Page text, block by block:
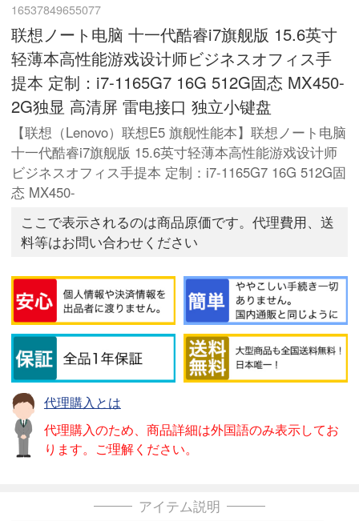
16537849655077
联想ノート电脑 十一代酷睿i7旗舰版 15.6英寸
轻薄本高性能游戏设计师ビジネスオフィス手
提本 定制：i7-1165G7 16G 512G固态 MX450-
2G独显 高清屏 雷电接口 独立小键盘
【联想（Lenovo）联想E5 旗舰性能本】联想ノート电脑
十一代酷睿i7旗舰版 15.6英寸轻薄本高性能游戏设计师
ビジネスオフィス手提本 定制：i7-1165G7 16G 512G固
态 MX450-
ここで表示されるのは商品原価です。代理費用、送
料等はお問い合わせください
代理購入とは
代理購入のため、商品詳細は外国語のみ表示してお
ります。ご理解ください。
アイテム説明